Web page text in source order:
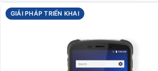
GIẢI PHÁP TRIỂN KHAI